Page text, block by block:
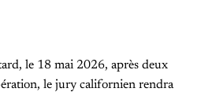
le 18 mai 2026, après deux
le jury californien rendra